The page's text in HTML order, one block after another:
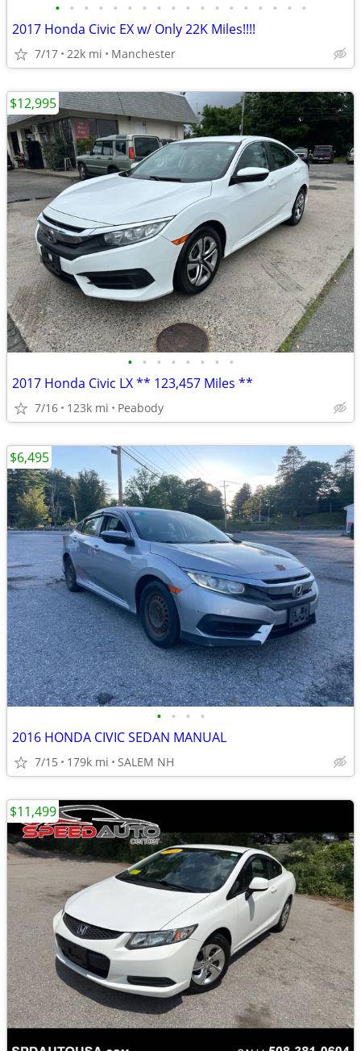
• • • • • • • • • • • • • • • • • •
2017 Honda Civic EX w/ Only 22K Miles!!!!
7/17 22k mi Manchester
• • • • • • • •
2017 Honda Civic LX ** 123,457 Miles **
7/16 123k mi Peabody
$12,995
• • • •
2016 HONDA CIVIC SEDAN MANUAL
7/15 179k mi SALEM NH
$6,495
$11,499